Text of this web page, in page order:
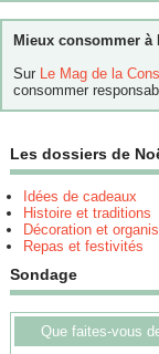
Mieux consommer à
Sur
Le Mag de la
consommer
Les dossiers de
Idées de cadeaux
Histoire et traditions
Décoration et
Repas et festivités
Sondage
Que faites-vous